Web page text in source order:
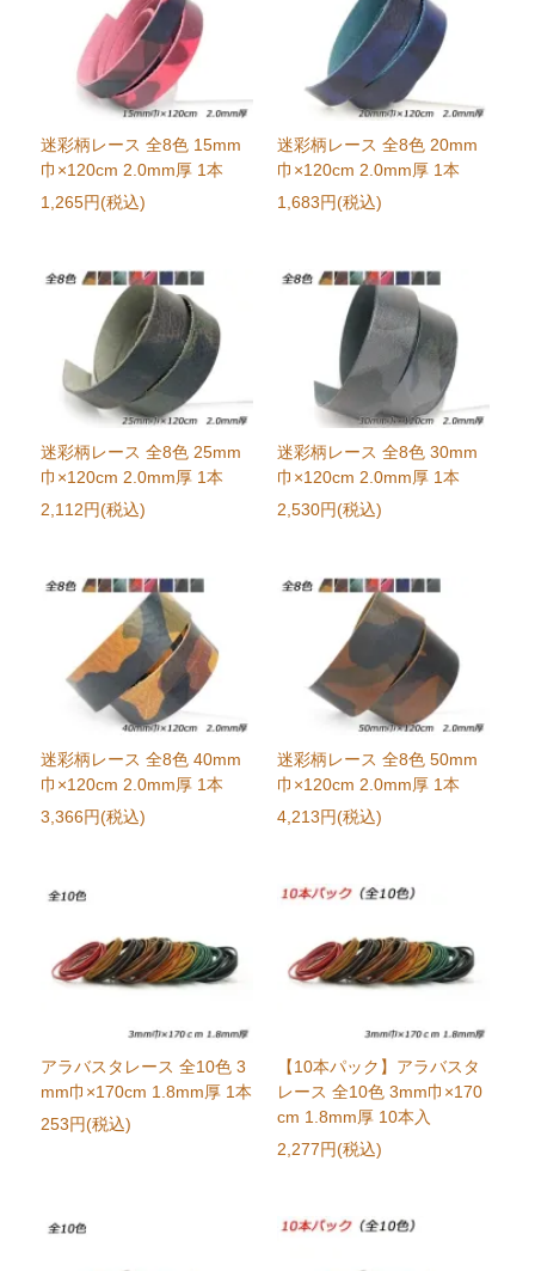
迷彩柄レース 全8色 15mm
巾×120cm 2.0mm厚 1本
1,265円(税込)
迷彩柄レース 全8色 20mm
巾×120cm 2.0mm厚 1本
1,683円(税込)
迷彩柄レース 全8色 25mm
巾×120cm 2.0mm厚 1本
2,112円(税込)
迷彩柄レース 全8色 30mm
巾×120cm 2.0mm厚 1本
2,530円(税込)
迷彩柄レース 全8色 40mm
巾×120cm 2.0mm厚 1本
3,366円(税込)
迷彩柄レース 全8色 50mm
巾×120cm 2.0mm厚 1本
4,213円(税込)
アラバスタレース 全10色 3
mm巾×170cm 1.8mm厚 1本
253円(税込)
【10本パック】アラバスタ
レース 全10色 3mm巾×170
cm 1.8mm厚 10本入
2,277円(税込)